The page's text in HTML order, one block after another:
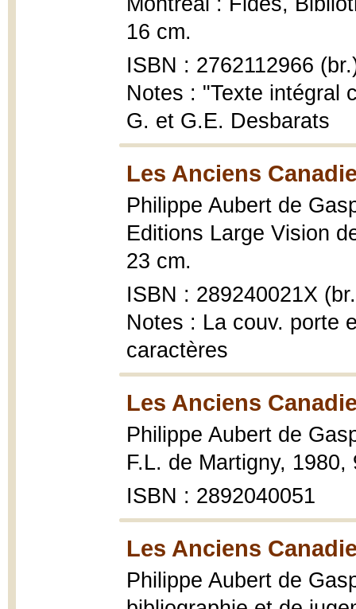
16 cm.
ISBN : 2762112966
Notes : "Texte intégral
G. et G.E. Desbarats
Les Anciens
Philippe Aubert de
Editions Large Vision
23 cm.
ISBN : 289240021X
Notes : La couv. porte
caractères
Les Anciens
Philippe Aubert de
F.L. de Martigny,
ISBN : 2892040051
Les Anciens
Philippe Aubert de